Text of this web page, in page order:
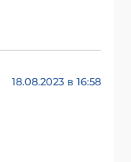
18.08.2023 в 16:58